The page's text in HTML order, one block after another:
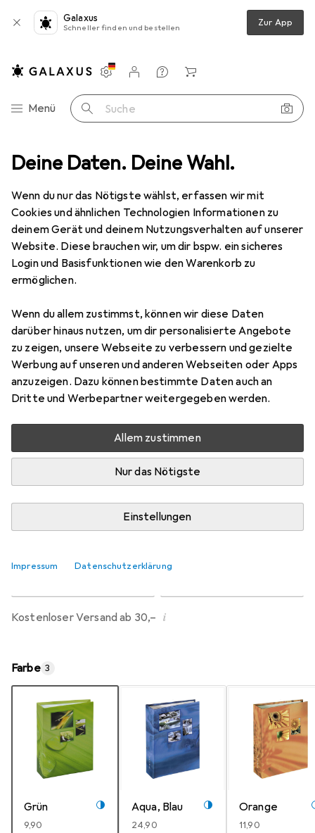
Deine Daten. Deine Wahl.
Wenn du nur das Nötigste wählst, erfassen wir mit
Cookies und ähnlichen Technologien Informationen zu
deinem Gerät und deinem Nutzungsverhalten auf unserer
Website. Diese brauchen wir, um dir bspw. ein sicheres
Login und Basisfunktionen wie den Warenkorb zu
ermöglichen.
Wenn du allem zustimmst, können wir diese Daten
darüber hinaus nutzen, um dir personalisierte Angebote
zu zeigen, unsere Webseite zu verbessern und gezielte
Werbung auf unseren und anderen Webseiten oder Apps
anzuzeigen. Dazu können bestimmte Daten auch an
Dritte und Werbepartner weitergegeben werden.
Allem zustimmen
Nur das Nötigste
Einstellungen
Impressum Datenschutzerklärung
Galaxus
Schneller finden und bestellen Zur App
Navigation nach Kategorien
Menü Suche
Einstellungen
Kundenkonto
Vergleichslisten
Merklisten
Warenkorb
Scrapbooking Fotoalbum Hama Memo Singo 10x15 100 Fotos
5 Bilder
Hama Memo Singo 10x15 100 Fotos
Preis in EUR inkl. MwSt.
EUR
9,90
7
Bewertungen Marke
Mehr von Hama
Zwischen Fr, 14.8. und Do, 20.8. geliefert
Nur 1 Stück an Lager beim Lieferanten
Benachrichtigen, wenn schneller verfügbar
Lieferort angeben für genaue Lieferzeit
Kostenloser Versand ab 30,– i
Farbe 3
Grün
EUR
9,90
Aqua, Blau
EUR
24,90
Orange
EUR
11,90